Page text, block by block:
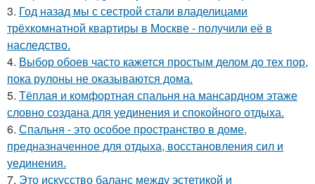
3. Год назад мы с сестрой стали владелицами
трёхкомнатной квартиры в Москве - получили её в
наследство.
4. Выбор обоев часто кажется простым делом до тех пор,
пока рулоны не оказываются дома.
5. Тёплая и комфортная спальня на мансардном этаже
словно создана для уединения и спокойного отдыха.
6. Спальня - это особое пространство в доме,
предназначенное для отдыха, восстановления сил и
уединения.
7. Это искусство баланс между эстетикой и